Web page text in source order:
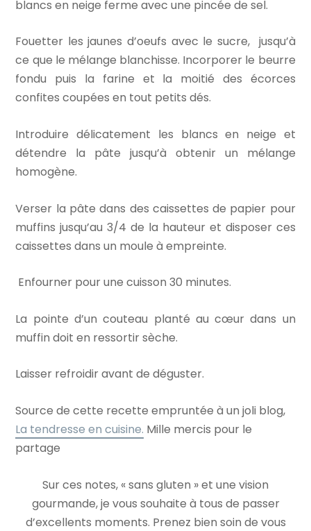
blancs en neige ferme avec une pincée de sel.
Fouetter les jaunes d’oeufs avec le sucre, jusqu’à
ce que le mélange blanchisse. Incorporer le beurre
fondu puis la farine et la moitié des écorces
confites coupées en tout petits dés.
Introduire délicatement les blancs en neige et
détendre la pâte jusqu’à obtenir un mélange
homogène.
Verser la pâte dans des caissettes de papier pour
muffins jusqu’au 3/4 de la hauteur et disposer ces
caissettes dans un moule à empreinte.
Enfourner pour une cuisson 30 minutes.
La pointe d’un couteau planté au cœur dans un
muffin doit en ressortir sèche.
Laisser refroidir avant de déguster.
Source de cette recette empruntée à un joli blog,
La tendresse en cuisine. Mille mercis pour le
partage
Sur ces notes, « sans gluten » et une vision
gourmande, je vous souhaite à tous de passer
d’excellents moments. Prenez bien soin de vous